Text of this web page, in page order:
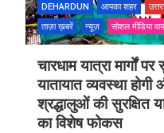
DEHARDUN आपका शहर
ताज़ा ख़बरें
न्यूज़ सोशल मीडिया
चारधाम यात्रा मार्गों
यातायात व्यवस्था
श्रद्धालुओं की सुरक्षित
का विशेष फोकस